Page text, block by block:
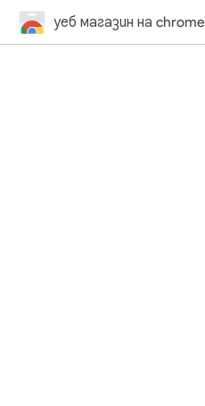
уеб магазин на chrome